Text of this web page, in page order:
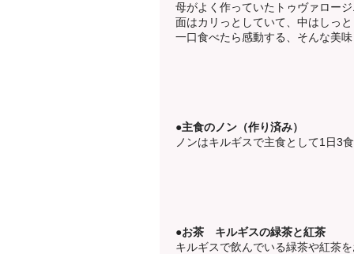
母がよく作っていたトゥヴァロー
面はカリっとしていて、中はしっ
一口食べたら感動する、そんな美
●主食のノン（作り済み）
ノンはキルギスで主食として1日3
●お茶 キルギスの緑茶と紅茶
キルギスで飲んでいる緑茶や紅茶